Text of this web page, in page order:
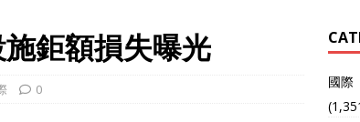
鉅額損失曝光
0
國際